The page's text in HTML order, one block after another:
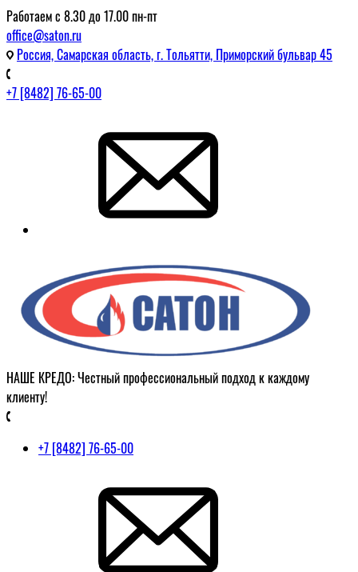
Работаем с 8.30 до 17.00 пн-пт
office@saton.ru
Россия, Самарская область, г. Тольятти, Приморский бульвар 45
+7 [8482] 76-65-00
НАШЕ КРЕДО: Честный профессиональный подход к каждому
клиенту!
+7 [8482] 76-65-00